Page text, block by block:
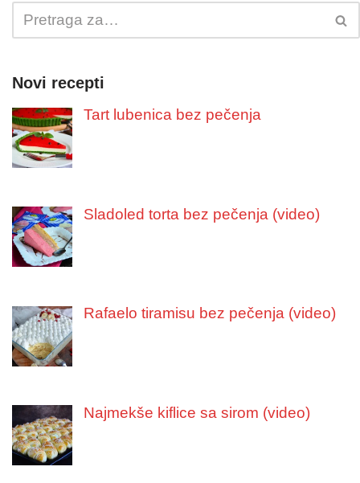
Novi recepti
Tart lubenica bez pečenja
Sladoled torta bez pečenja (video)
Rafaelo tiramisu bez pečenja (video)
Najmekše kiflice sa sirom (video)